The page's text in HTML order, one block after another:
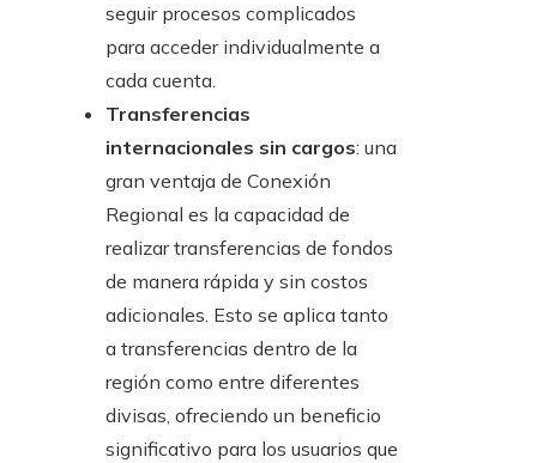
seguir procesos complicados
para acceder individualmente a
cada cuenta.
Transferencias
internacionales sin cargos: una
gran ventaja de Conexión
Regional es la capacidad de
realizar transferencias de fondos
de manera rápida y sin costos
adicionales. Esto se aplica tanto
a transferencias dentro de la
región como entre diferentes
divisas, ofreciendo un beneficio
significativo para los usuarios que